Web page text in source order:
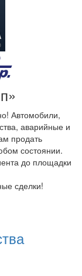
Автомобили,
аварийные и
продать
состоянии.
до площадки
сделки!